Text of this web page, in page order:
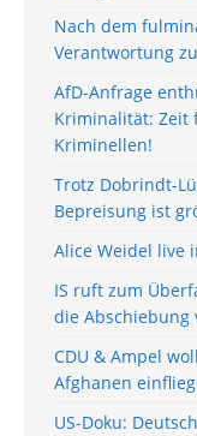
Nach dem
Verantwortung
AfD-Anfrage
Kriminalität: Zeit
Kriminellen!
Trotz Dobrindt-
Bepreisung ist
Alice Weidel live
IS ruft zum
die Abschiebung
CDU & Ampel
Afghanen
US-Doku: